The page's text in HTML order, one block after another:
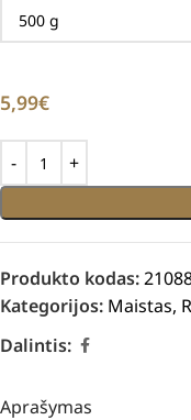
5,99€
Produkto kodas:
Kategorijos: Maistas,
Dalintis:
Aprašymas